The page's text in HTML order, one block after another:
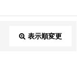
表示順変更